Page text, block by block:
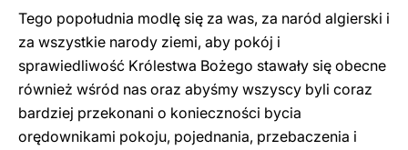
Tego popołudnia modlę się za was, za naród algierski i
za wszystkie narody ziemi, aby pokój i
sprawiedliwość Królestwa Bożego stawały się obecne
również wśród nas oraz abyśmy wszyscy byli coraz
bardziej przekonani o konieczności bycia
orędownikami pokoju, pojednania, przebaczenia i